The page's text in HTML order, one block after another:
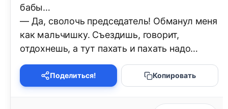
бабы…
— Да, сволочь председатель! Обманул меня
как мальчишку. Съездишь, говорит,
отдохнешь, а тут пахать и пахать надо…
Поделиться! Копировать